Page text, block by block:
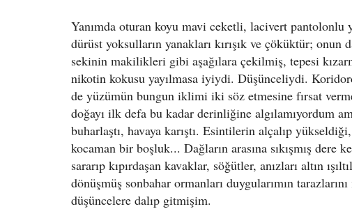
Yanımda oturan koyu mavi ceketli, lacivert pantolonlu
dürüst yoksulların yanakları kırışık ve çöküktür; onun
sekinin makilikleri gibi aşağılara çekilmiş, tepesi
nikotin kokusu yayılmasa iyiydi. Düşünceliydi.
de yüzümün bungun iklimi iki söz etmesine fırsat
doğayı ilk defa bu kadar derinliğine algılamıyordum
buharlaştı, havaya karıştı. Esintilerin alçalıp
kocaman bir boşluk... Dağların arasına sıkışmış dere
sararıp kıpırdaşan kavaklar, söğütler, anızları altın
dönüşmüş sonbahar ormanları duygularımın
düşüncelere dalıp gitmişim.